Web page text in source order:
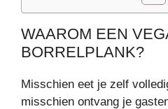
WAAROM EEN
BORRELPLANK?
Misschien eet je zelf
misschien ontvang je